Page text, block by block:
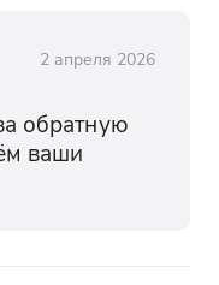
2 апреля 2026
обратную
ваши